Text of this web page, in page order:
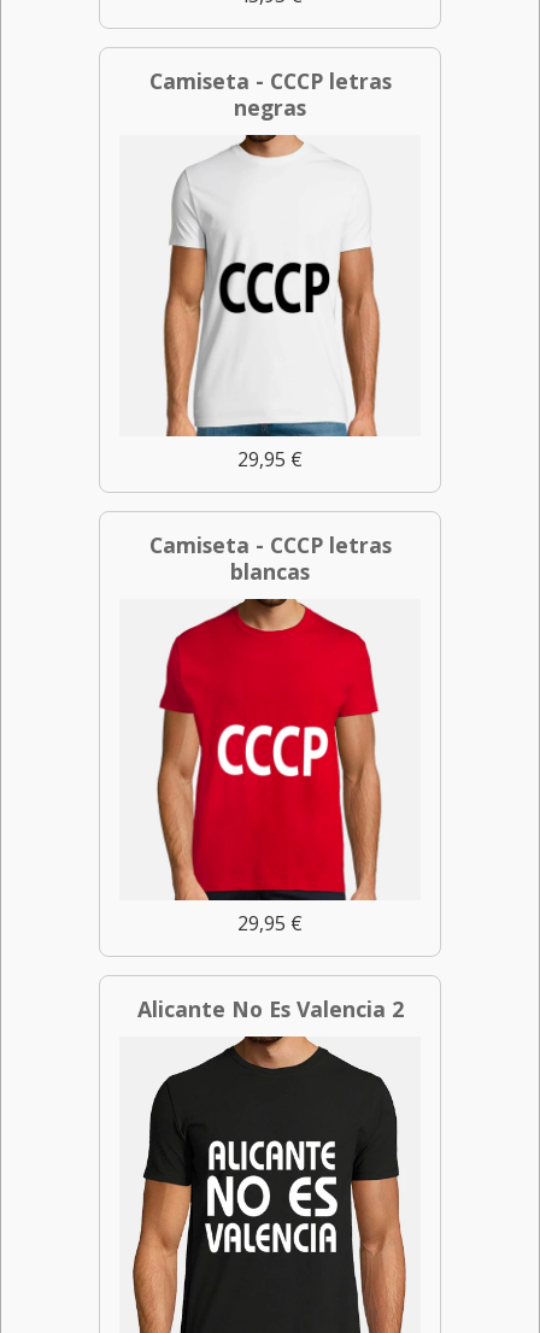
Camiseta - CCCP letras
negras
29,95 €
Camiseta - CCCP letras
blancas
29,95 €
Alicante No Es Valencia 2